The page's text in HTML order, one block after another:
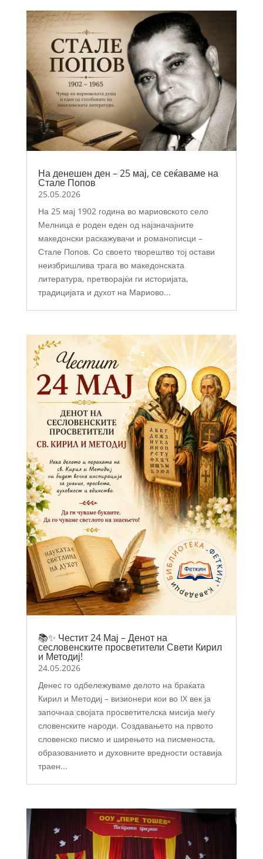
На денешен ден – 25 мај, се сеќаваме на
Стале Попов
25.05.2026
На 25 мај 1902 година во мариовското село
Мелница е роден еден од најзначајните
македонски раскажувачи и романописци –
Стале Попов. Со своето творештво тој остави
неизбришлива трага во македонската
литература, претворајќи ги историјата,
традицијата и духот на Мариово...
📚✨ Честит 24 Мај – Денот на
сесловенските просветители Свети Кирил
и Методиј!
24.05.2026
Денес го одбележуваме делото на браќата
Кирил и Методиј – визионери кои во IX век ја
започнаа својата просветителска мисија меѓу
словенските народи. Создавањето на првото
словенско писмо и ширењето на писменоста,
образованието и духовните вредности оставија
траен...